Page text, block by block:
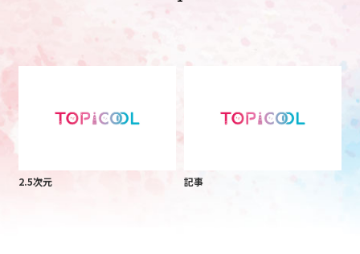
2.5次元 記事